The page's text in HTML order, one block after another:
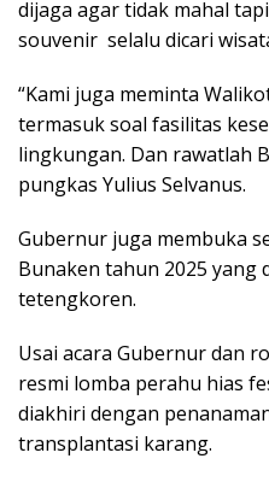
dijaga agar tidak mahal
souvenir selalu dicari
“Kami juga meminta
termasuk soal fasilitas
lingkungan. Dan rawatlah
pungkas Yulius Selvanus.
Gubernur juga membuka
Bunaken tahun 2025 yang
tetengkoren.
Usai acara Gubernur dan
resmi lomba perahu hias
diakhiri dengan
transplantasi karang.